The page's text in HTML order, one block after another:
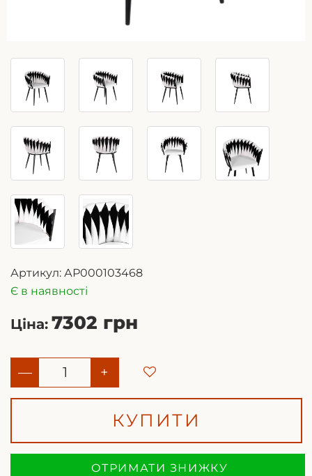
Артикул: АР000103468
Є в наявності
Ціна: 7302 грн
— +
КУПИТИ
ОТРИМАТИ ЗНИЖКУ